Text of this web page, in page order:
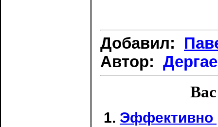
Добавил:
Автор:
Эффективно